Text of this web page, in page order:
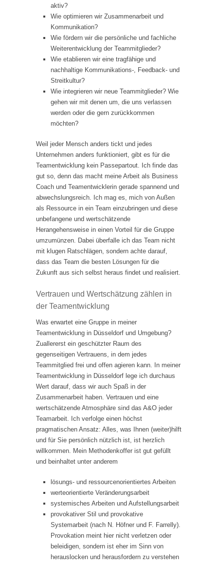
aktiv?
Wie optimieren wir Zusammenarbeit und
Kommunikation?
Wie fördern wir die persönliche und fachliche
Weiterentwicklung der Teammitglieder?
Wie etablieren wir eine tragfähige und
nachhaltige Kommunikations-, Feedback- und
Streitkultur?
Wie integrieren wir neue Teammitglieder? Wie
gehen wir mit denen um, die uns verlassen
werden oder die gern zurückkommen
möchten?
Weil jeder Mensch anders tickt und jedes
Unternehmen anders funktioniert, gibt es für die
Teamentwicklung kein Passepartout. Ich finde das
gut so, denn das macht meine Arbeit als Business
Coach und Teamentwicklerin gerade spannend und
abwechslungsreich. Ich mag es, mich von Außen
als Ressource in ein Team einzubringen und diese
unbefangene und wertschätzende
Herangehensweise in einen Vorteil für die Gruppe
umzumünzen. Dabei überfalle ich das Team nicht
mit klugen Ratschlägen, sondern achte darauf,
dass das Team die besten Lösungen für die
Zukunft aus sich selbst heraus findet und realisiert.
Vertrauen und Wertschätzung zählen in
der Teamentwicklung
Was erwartet eine Gruppe in meiner
Teamentwicklung in Düsseldorf und Umgebung?
Zuallererst ein geschützter Raum des
gegenseitigen Vertrauens, in dem jedes
Teammitglied frei und offen agieren kann. In meiner
Teamentwicklung in Düsseldorf lege ich durchaus
Wert darauf, dass wir auch Spaß in der
Zusammenarbeit haben. Vertrauen und eine
wertschätzende Atmosphäre sind das A&O jeder
Teamarbeit. Ich verfolge einen höchst
pragmatischen Ansatz: Alles, was Ihnen (weiter)hilft
und für Sie persönlich nützlich ist, ist herzlich
willkommen. Mein Methodenkoffer ist gut gefüllt
und beinhaltet unter anderem
lösungs- und ressourcenorientiertes Arbeiten
werteorientierte Veränderungsarbeit
systemisches Arbeiten und Aufstellungsarbeit
provokativer Stil und provokative
Systemarbeit (nach N. Höfner und F. Farrelly).
Provokation meint hier nicht verletzen oder
beleidigen, sondern ist eher im Sinn von
herauslocken und herausfordern zu verstehen